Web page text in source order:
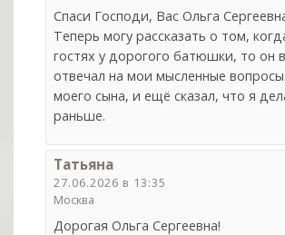
Спаси Господи, Вас Ольга
Теперь могу рассказать о том,
гостях у дорогого батюшки, то он
отвечал на мои мысленные
моего сына, и ещё сказал, что я
раньше.
Татьяна
27.06.2026 в 13:35
Москва
Дорогая Ольга Сергеевна!